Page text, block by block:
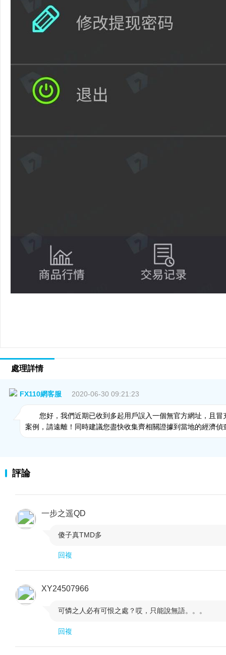
處理詳情
FX110網客服 2020-06-30 09:21:23
您好，我們近期已收到多起用戶誤入一個無官方網址，且
案例，請遠離！同時建議您盡快收集齊相關證據到當地的經濟偵
評論
一步之遥QD
傻子真TMD多
回複
XY24507966
可憐之人必有可恨之處？哎，只能說無語。。。
回複